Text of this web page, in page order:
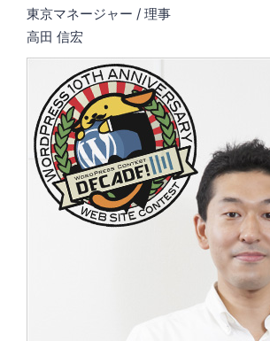
東京マネージャー / 理事
高田 信宏